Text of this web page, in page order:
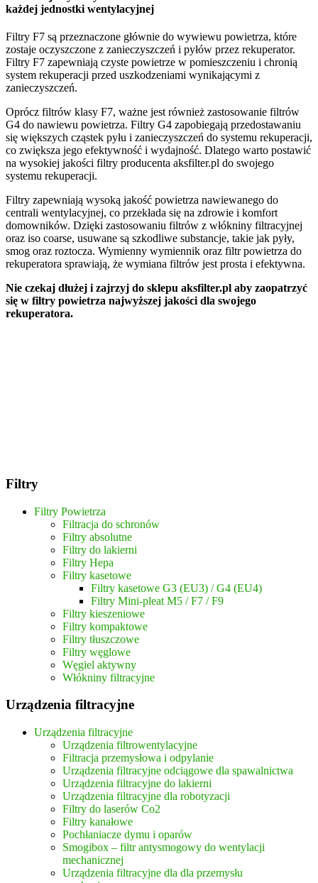
każdej jednostki wentylacyjnej
Filtry F7 są przeznaczone głównie do wywiewu powietrza, które
zostaje oczyszczone z zanieczyszczeń i pyłów przez rekuperator.
Filtry F7 zapewniają czyste powietrze w pomieszczeniu i chronią
system rekuperacji przed uszkodzeniami wynikającymi z
zanieczyszczeń.
Oprócz filtrów klasy F7, ważne jest również zastosowanie filtrów
G4 do nawiewu powietrza. Filtry G4 zapobiegają przedostawaniu
się większych cząstek pyłu i zanieczyszczeń do systemu rekuperacji,
co zwiększa jego efektywność i wydajność. Dlatego warto postawić
na wysokiej jakości filtry producenta aksfilter.pl do swojego
systemu rekuperacji.
Filtry zapewniają wysoką jakość powietrza nawiewanego do
centrali wentylacyjnej, co przekłada się na zdrowie i komfort
domowników. Dzięki zastosowaniu filtrów z włókniny filtracyjnej
oraz iso coarse, usuwane są szkodliwe substancje, takie jak pyły,
smog oraz roztocza. Wymienny wymiennik oraz filtr powietrza do
rekuperatora sprawiają, że wymiana filtrów jest prosta i efektywna.
Nie czekaj dłużej i zajrzyj do sklepu aksfilter.pl aby zaopatrzyć
się w filtry powietrza najwyższej jakości dla swojego
rekuperatora.
Filtry
Filtry Powietrza
Filtracja do schronów
Filtry absolutne
Filtry do lakierni
Filtry Hepa
Filtry kasetowe
Filtry kasetowe G3 (EU3) / G4 (EU4)
Filtry Mini-pleat M5 / F7 / F9
Filtry kieszeniowe
Filtry kompaktowe
Filtry tłuszczowe
Filtry węglowe
Węgiel aktywny
Włókniny filtracyjne
Urządzenia filtracyjne
Urządzenia filtracyjne
Urządzenia filtrowentylacyjne
Filtracja przemysłowa i odpylanie
Urządzenia filtracyjne odciągowe dla spawalnictwa
Urządzenia filtracyjne do lakierni
Urządzenia filtracyjne dla robotyzacji
Filtry do laserów Co2
Filtry kanałowe
Pochłaniacze dymu i oparów
Smogibox – filtr antysmogowy do wentylacji
mechanicznej
Urządzenia filtracyjne dla dla przemysłu